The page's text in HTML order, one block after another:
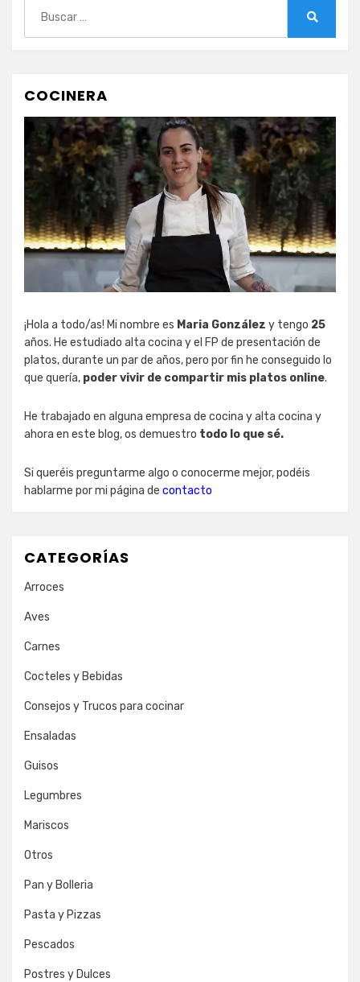
COCINERA
¡Hola a todo/as! Mi nombre es Maria González y tengo 25
años. He estudiado alta cocina y el FP de presentación de
platos, durante un par de años, pero por fin he conseguido lo
que quería, poder vivir de compartir mis platos online.
He trabajado en alguna empresa de cocina y alta cocina y
ahora en este blog, os demuestro todo lo que sé.
Si queréis preguntarme algo o conocerme mejor, podéis
hablarme por mi página de contacto
CATEGORÍAS
Arroces
Aves
Carnes
Cocteles y Bebidas
Consejos y Trucos para cocinar
Ensaladas
Guisos
Legumbres
Mariscos
Otros
Pan y Bolleria
Pasta y Pizzas
Pescados
Postres y Dulces